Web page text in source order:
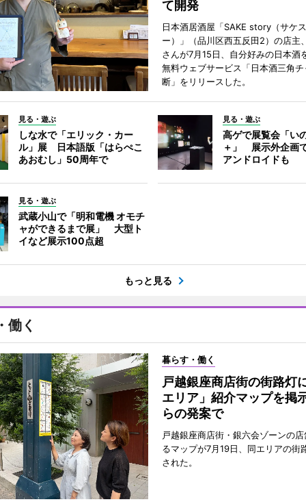
て開発
日本酒居酒屋「SAKE story（サケ
ー）」（品川区西五反田2）の店主
さんが7月15日、自分好みの日本酒
無料ウェブサービス「日本酒三角
断」をリリースした。
見る・遊ぶ
しな水で「エリック・カー
ル」展 日本語版「はらぺこ
あおむし」50周年で
見る・遊ぶ
高ゲで展覧会「い
＋」 展示外企画
アンドロイドも
見る・遊ぶ
武蔵小山で「明和電機 オモチ
ャができるまで展」 大型ト
イなど展示100点超
もっと見る
働く
暮らす・働く
戸越銀座商店街の街路灯
エリア」紹介マップを
らの発案で
戸越銀座商店街・銀六会ゾーンの
るマップが7月19日、同エリアの街
された。